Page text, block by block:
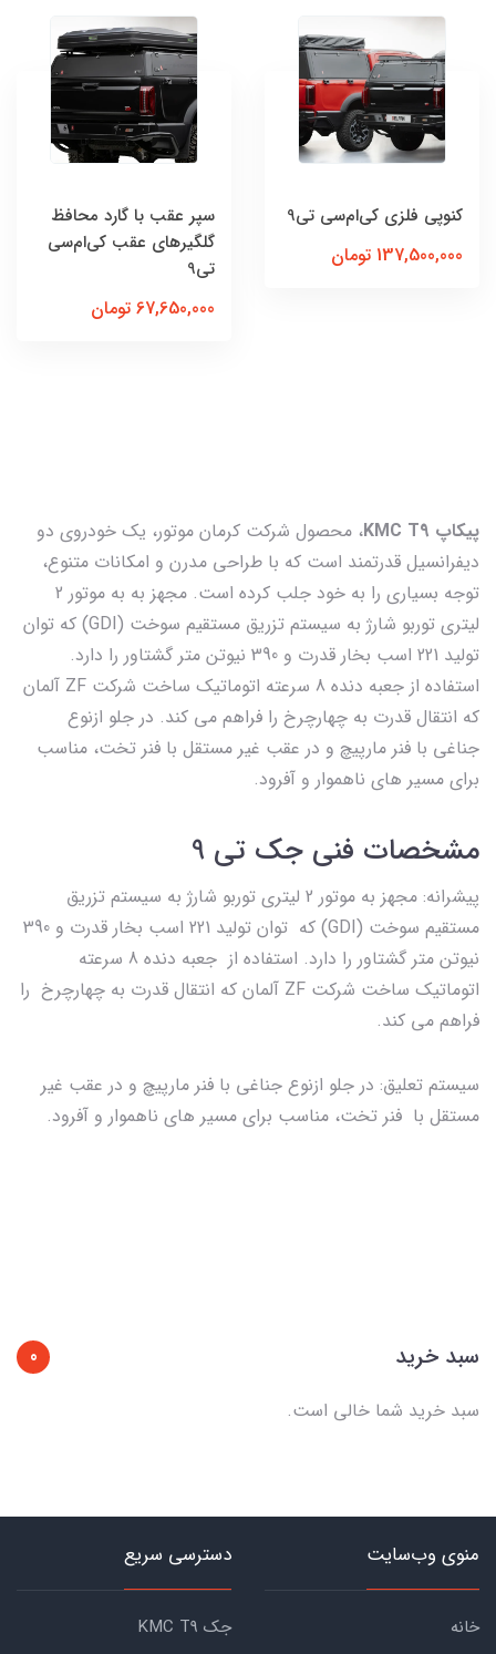
کنوپی فلزی کی‌ام‌سی تی9
137,500,000 تومان
سپر عقب با گارد محافظ
گلگیرهای عقب کی‌ام‌سی
تی9
67,650,000 تومان
پیکاپ KMC T9
، محصول شرکت کرمان موتور، یک خودروی دو
دیفرانسیل قدرتمند است که با طراحی مدرن و امکانات متنوع،
توجه بسیاری را به خود جلب کرده است. مجهز به به موتور 2
لیتری توربو شارژ به سیستم تزریق مستقیم سوخت (GDI) که توان
تولید 221 اسب بخار قدرت و 390 نیوتن متر گشتاور را دارد.
استفاده از جعبه دنده 8 سرعته اتوماتیک ساخت شرکت ZF آلمان
که انتقال قدرت به چهارچرخ را فراهم می کند. در جلو ازنوع
جناغی با فنر مارپیچ و در عقب غیر مستقل با فنر تخت، مناسب
برای مسیر های ناهموار و آفرود.
مشخصات فنی جک تی 9
پیشرانه: مجهز به موتور 2 لیتری توربو شارژ به سیستم تزریق
مستقیم سوخت (GDI) که توان تولید 221 اسب بخار قدرت و 390
نیوتن متر گشتاور را دارد. استفاده از جعبه دنده 8 سرعته
اتوماتیک ساخت شرکت ZF آلمان که انتقال قدرت به چهارچرخ را
فراهم می کند.
سیستم تعلیق: در جلو ازنوع جناغی با فنر مارپیچ و در عقب غیر
مستقل با فنر تخت، مناسب برای مسیر های ناهموار و آفرود.
سبد خرید
0
سبد خرید شما خالی است.
منوی وب‌سایت
خانه
دسترسی سریع
جک KMC T9